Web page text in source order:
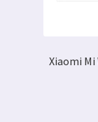
Xiaomi